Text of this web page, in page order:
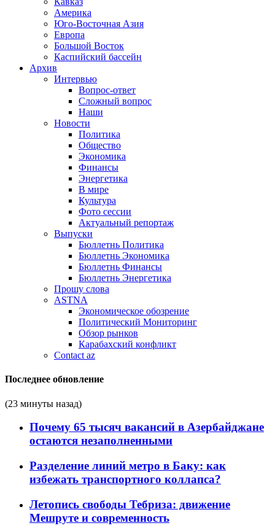
Америка
Юго-Восточная Азия
Европа
Большой Восток
Каспийский бассейн
Архив
Интервью
Вопрос-ответ
Сложный вопрос
Наши
Новости
Политика
Общество
Экономика
Финансы
Энергетика
В мире
Культура
Фото сессии
Актуальный репортаж
Выпуски
Бюллетнь Политика
Бюллетнь Экономика
Бюллетнь Финансы
Бюллетнь Энергетика
Прошу слова
ASTNA
Экономическое обозрение
Политический Мониторинг
Обзор рынков
Карабахский конфликт
Contact az
Последнее обновление
(23 минуты назад)
Почему 65 тысяч вакансий в Азербайджане
остаются незаполненными
Разделение линий метро в Баку: как
избежать транспортного коллапса?
Летопись свободы Тебриза: движение
Мешруте и современность